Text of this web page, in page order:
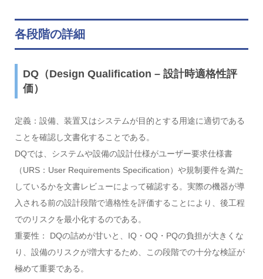
各段階の詳細
DQ（Design Qualification – 設計時適格性評
価）
定義：設備、装置又はシステムが目的とする用途に適切である
ことを確認し文書化することである。
DQでは、システムや設備の設計仕様がユーザー要求仕様書
（URS：User Requirements Specification）や規制要件を満た
しているかを文書レビューによって確認する。実際の機器が導
入される前の設計段階で適格性を評価することにより、後工程
でのリスクを最小化するのである。
重要性： DQの詰めが甘いと、IQ・OQ・PQの負担が大きくな
り、設備のリスクが増大するため、この段階での十分な検証が
極めて重要である。